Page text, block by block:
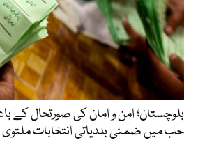
بلوچستان؛ امن و امان کی صورتحال کے
حب میں ضمنی بلدیاتی انتخابات ملتوی